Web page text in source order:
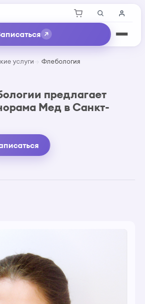
услуги Флебология
предлагает
Мед в Санкт-